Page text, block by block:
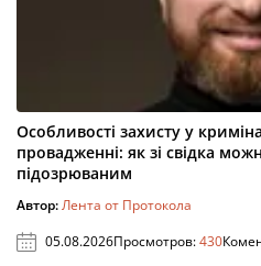
Особливості захисту у
провадженні: як зі свідка
підозрюваним
Автор:Лента от Протокола
05.08.2026Просмотров:430